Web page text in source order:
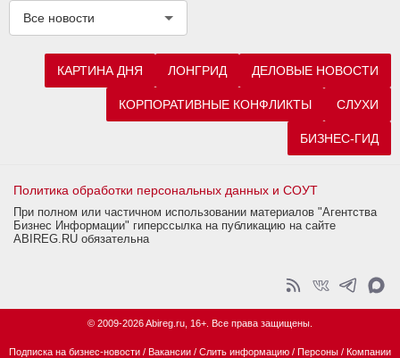
Все новости
КАРТИНА ДНЯ ЛОНГРИД ДЕЛОВЫЕ НОВОСТИ
КОРПОРАТИВНЫЕ КОНФЛИКТЫ СЛУХИ
БИЗНЕС-ГИД
Политика обработки персональных данных и СОУТ
При полном или частичном использовании материалов "Агентства
Бизнес Информации" гиперссылка на публикацию на сайте
ABIREG.RU обязательна
© 2009-2026 Abireg.ru, 16+. Все права защищены.
Подписка на бизнес-новости / Вакансии / Слить информацию / Персоны / Компании